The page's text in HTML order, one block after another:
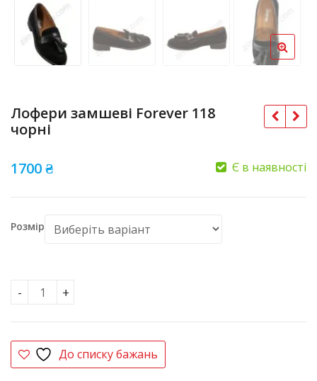
Лофери замшеві Forever 118
чорні
1700₴ Є в наявності
Розмір
Лофери замшеві Forever 118 чорні кількість
До списку бажань